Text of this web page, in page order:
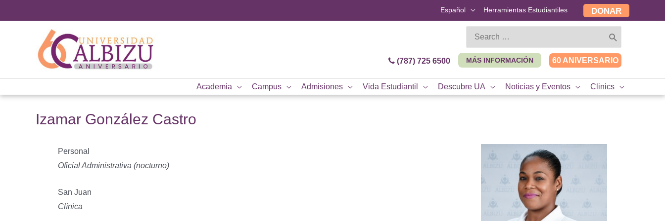
al
DONAR
Herramientas Estudiantiles
Español
(787) 725 6500 MÁS INFORMACIÓN 60 ANIVERSARIO
for:
Academia Campus Admisiones Vida Estudiantil Descubre UA Noticias y Eventos Clinics
Izamar González Castro
Personal
Oficial Administrativa (nocturno)
San Juan
Clínica